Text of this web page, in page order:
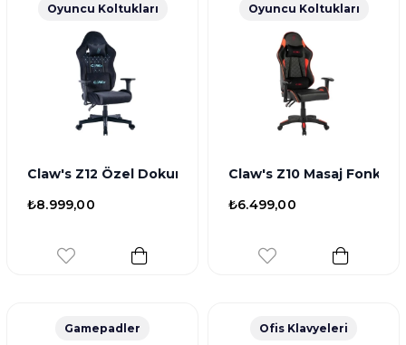
Oyuncu Koltukları
Claw's Z12 Özel Dokuma Terletme Yapmaz Kadife
₺8.999,00
Oyuncu Koltukları
₺6.499,00
Gamepadler Ofis Klavyeleri